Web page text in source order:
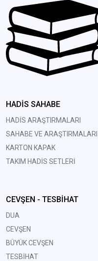
HADİS SAHABE
HADİS ARAŞTIRMALARI
SAHABE VE ARAŞTIRMALARI
KARTON KAPAK
TAKIM HADİS SETLERİ
CEVŞEN - TESBİHAT
DUA
CEVŞEN
BÜYÜK CEVŞEN
TESBİHAT